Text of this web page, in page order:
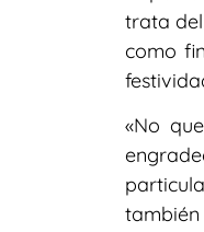
trata
como
«No